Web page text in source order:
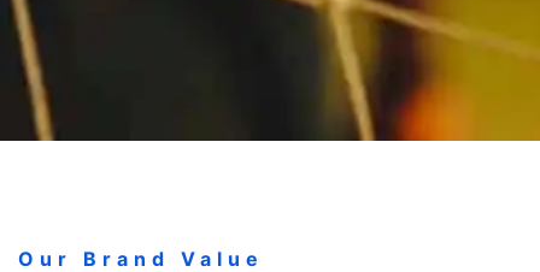
Our Brand Value